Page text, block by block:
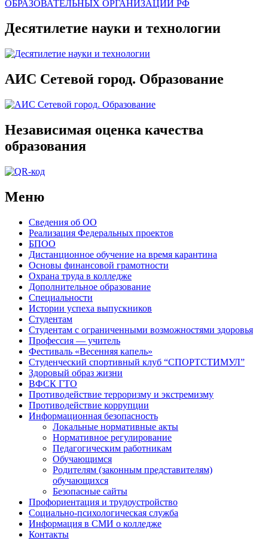
Десятилетие науки и технологии
АИС Сетевой город. Образование
Независимая оценка качества
образования
Меню
Сведения об ОО
Реализация Федеральных проектов
БПОО
Дистанционное обучение на время карантина
Основы финансовой грамотности
Охрана труда в колледже
Дополнительное образование
Специальности
Истории успеха выпускников
Студентам
Студентам с ограниченными возможностями здоровья
Профессия — учитель
Фестиваль «Весенняя капель»
Студенческий спортивный клуб “СПОРТСТИМУЛ”
Здоровый образ жизни
ВФСК ГТО
Противодействие терроризму и экстремизму
Противодействие коррупции
Информационная безопасность
Локальные нормативные акты
Нормативное регулирование
Педагогическим работникам
Обучающимся
Родителям (законным представителям)
обучающихся
Безопасные сайты
Профориентация и трудоустройство
Социально-психологическая служба
Информация в СМИ о колледже
Контакты